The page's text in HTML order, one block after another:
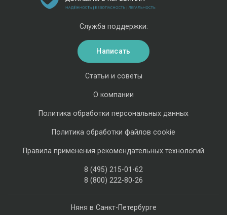
Няня в Санкт-Петербурге
Статьи и советы
О компании
Политика обработки персональных данных
Политика обработки файлов cookie
Правила применения рекомендательных технологий
8 (495) 215-01-62
8 (800) 222-80-26
Служба поддержки:
Написать